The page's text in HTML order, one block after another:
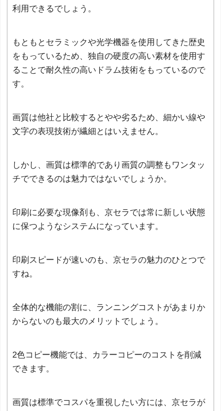
利用できるでしょう。
もともとセラミックや光学機器を使用してきた歴史
をもっているため、独自の硬度の高い素材を使用す
ることで耐久性の高いドラム技術をもっているので
す。
画質は他社と比較するとやや劣るため、細かい線や
文字の表現技術が繊細とはいえません。
しかし、画質は標準的であり画質の調整もワンタッ
チでできるのは魅力ではないでしょうか。
印刷に必要な現像剤も、京セラでは常に新しい状態
に保つようなシステムになっています。
印刷スピードが速いのも、京セラの魅力のひとつで
すね。
全体的な機能の割に、ランニングコストがあまりか
からないのも最大のメリットでしょう。
2色コピー機能では、カラーコピーのコストを削減
できます。
画質は標準でコスパを重視したい方には、京セラが